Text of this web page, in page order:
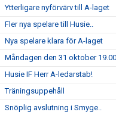
Ytterligare nyförvärv till A-laget
Fler nya spelare till Husie..
Nya spelare klara för A-laget
Måndagen den 31 oktober
Husie IF Herr A-ledarstab!
Träningsuppehåll
Snöplig avslutning i Smyge..